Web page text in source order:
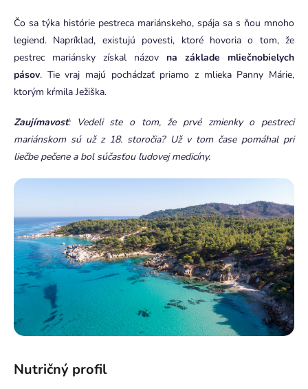
Čo sa týka histórie pestreca mariánskeho, spája sa s ňou mnoho
legiend. Napríklad, existujú povesti, ktoré hovoria o tom, že
pestrec mariánsky získal názov na základe mliečnobielych
pásov. Tie vraj majú pochádzať priamo z mlieka Panny Márie,
ktorým kŕmila Ježiška.
Zaujímavosť: Vedeli ste o tom, že prvé zmienky o pestreci
mariánskom sú už z 18. storočia? Už v tom čase pomáhal pri
liečbe pečene a bol súčasťou ľudovej medicíny.
Nutričný profil